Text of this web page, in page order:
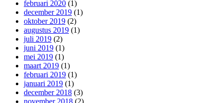
februari 2020 (1)
december 2019 (1)
oktober 2019 (2)
augustus 2019 (1)
juli 2019 (2)
juni 2019 (1)
mei 2019 (1)
maart 2019 (1)
februari 2019 (1)
januari 2019 (1)
december 2018 (3)
november 2018 (2)